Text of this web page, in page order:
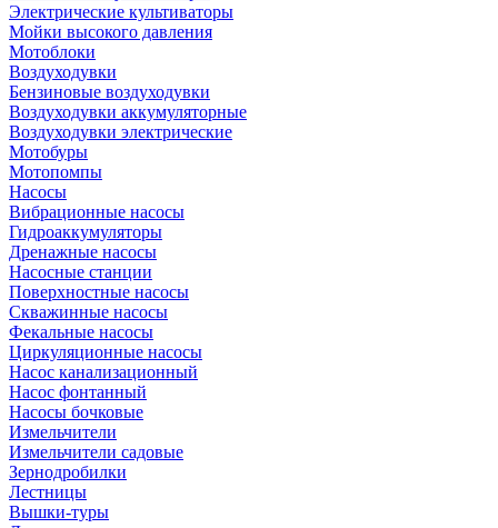
Электрические культиваторы
Мойки высокого давления
Мотоблоки
Воздуходувки
Бензиновые воздуходувки
Воздуходувки аккумуляторные
Воздуходувки электрические
Мотобуры
Мотопомпы
Насосы
Вибрационные насосы
Гидроаккумуляторы
Дренажные насосы
Насосные станции
Поверхностные насосы
Скважинные насосы
Фекальные насосы
Циркуляционные насосы
Насос канализационный
Насос фонтанный
Насосы бочковые
Измельчители
Измельчители садовые
Зернодробилки
Лестницы
Вышки-туры